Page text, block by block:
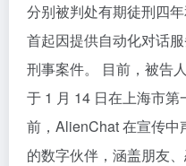
分别被判处有期徒刑四
首起因提供自动化对话
刑事案件。 目前，被告
于 1 月 14 日在上海市
前，AlienChat 在宣传中
的数字伙伴，涵盖朋友